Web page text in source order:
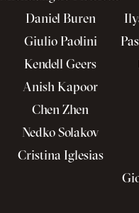
Daniel Buren
Giulio Paolini
Kendell Geers
Anish Kapoor
Chen Zhen
Nedko Solakov
Cristina Iglesias